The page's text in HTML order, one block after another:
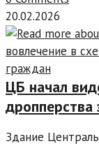
20.02.2026
ЦБ начал
Здание